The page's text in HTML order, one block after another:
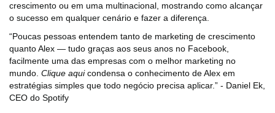
crescimento ou em uma multinacional, mostrando como alcançar
o sucesso em qualquer cenário e fazer a diferença.
“Poucas pessoas entendem tanto de marketing de crescimento
quanto Alex ― tudo graças aos seus anos no Facebook,
facilmente uma das empresas com o melhor marketing no
mundo. Clique aquicondensa o conhecimento de Alex em
estratégias simples que todo negócio precisa aplicar.” - Daniel Ek,
CEO do Spotify